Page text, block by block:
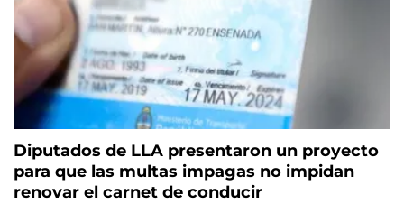
Diputados de LLA presentaron un proyecto
para que las multas impagas no impidan
renovar el carnet de conducir